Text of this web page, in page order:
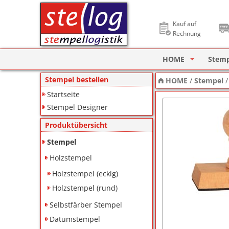
Kauf auf
Rechnung
HOME
Stempel Designer
ImageCard
Stempel bestellen
Startseite
Stempel Designer
Produktübersicht
Stempel
Holzstempel
Holzstempel (eckig)
Holzstempel (rund)
Selbstfärber Stempel
Datumstempel
HOME /Stempel /